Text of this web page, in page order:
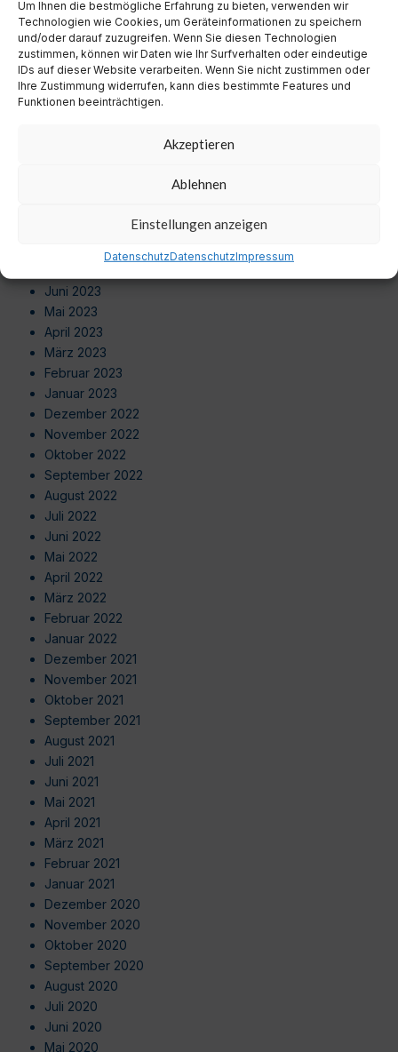
Um Ihnen die bestmögliche Erfahrung zu bieten, verwenden wir
Technologien wie Cookies, um Geräteinformationen zu speichern
und/oder darauf zuzugreifen. Wenn Sie diesen Technologien
zustimmen, können wir Daten wie Ihr Surfverhalten oder eindeutige
IDs auf dieser Website verarbeiten. Wenn Sie nicht zustimmen oder
Ihre Zustimmung widerrufen, kann dies bestimmte Features und
Funktionen beeinträchtigen.
Akzeptieren
Ablehnen
Einstellungen anzeigen
DatenschutzDatenschutzImpressum
August 2024
Juli 2024
Juni 2024
Mai 2024
April 2024
März 2024
September 2023
August 2023
Juni 2023
Mai 2023
April 2023
März 2023
Februar 2023
Januar 2023
Dezember 2022
November 2022
Oktober 2022
September 2022
August 2022
Juli 2022
Juni 2022
Mai 2022
April 2022
März 2022
Februar 2022
Januar 2022
Dezember 2021
November 2021
Oktober 2021
September 2021
August 2021
Juli 2021
Juni 2021
Mai 2021
April 2021
März 2021
Februar 2021
Januar 2021
Dezember 2020
November 2020
Oktober 2020
September 2020
August 2020
Juli 2020
Juni 2020
Mai 2020